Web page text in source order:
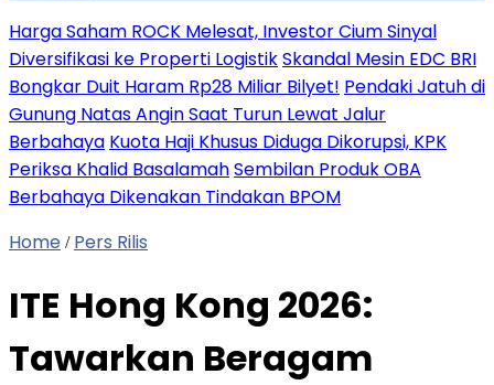
Harga Saham ROCK Melesat, Investor Cium Sinyal
Diversifikasi ke Properti LogistikSkandal Mesin EDC BRI
Bongkar Duit Haram Rp28 Miliar Bilyet! Pendaki Jatuh di
Gunung Natas Angin Saat Turun Lewat Jalur
Berbahaya Kuota Haji Khusus Diduga Dikorupsi, KPK
Periksa Khalid BasalamahSembilan Produk OBA
Berbahaya Dikenakan Tindakan BPOM
Home / Pers Rilis
ITE Hong Kong 2026:
Tawarkan Beragam